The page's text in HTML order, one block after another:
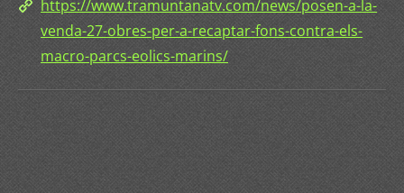
https://www.tramuntanatv.com/news/posen-a-la-
venda-27-obres-per-a-recaptar-fons-contra-els-
macro-parcs-eolics-marins/